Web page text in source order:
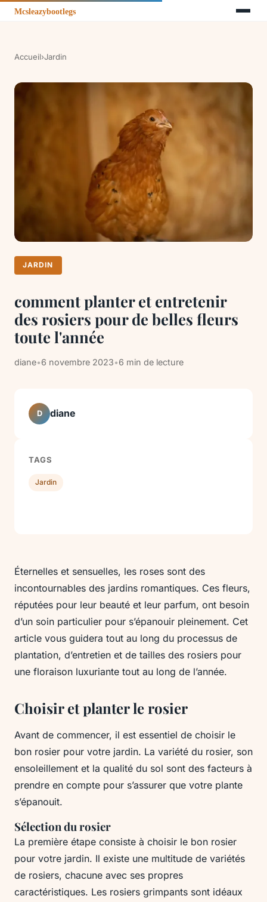
Accueil›Jardin
JARDIN
comment planter et entretenir
des rosiers pour de belles fleurs
toute l'année
diane•6 novembre 2023•6 min de lecture
Éternelles et sensuelles, les roses sont des
incontournables des jardins romantiques. Ces fleurs,
réputées pour leur beauté et leur parfum, ont besoin
d’un soin particulier pour s’épanouir pleinement. Cet
article vous guidera tout au long du processus de
plantation, d’entretien et de tailles des rosiers pour
une floraison luxuriante tout au long de l’année.
Choisir et planter le rosier
Avant de commencer, il est essentiel de choisir le
bon rosier pour votre jardin. La variété du rosier, son
ensoleillement et la qualité du sol sont des facteurs à
prendre en compte pour s’assurer que votre plante
s’épanouit.
Sélection du rosier
La première étape consiste à choisir le bon rosier
pour votre jardin. Il existe une multitude de variétés
de rosiers, chacune avec ses propres
caractéristiques. Les rosiers grimpants sont idéaux
D diane
TAGS
Jardin